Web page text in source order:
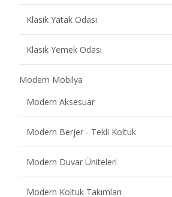
Klasik Yatak Odası
Klasik Yemek Odası
Modern Mobilya
Modern Aksesuar
Modern Berjer - Tekli Koltuk
Modern Duvar Üniteleri
Modern Koltuk Takımları